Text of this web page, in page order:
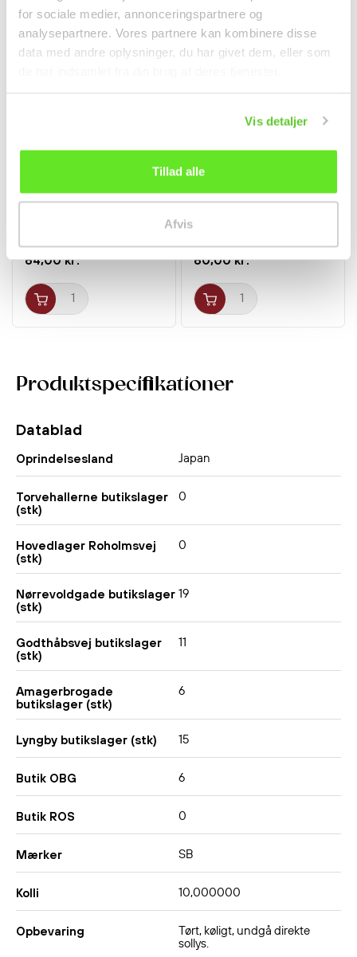
for sociale medier, annonceringspartnere og
analysepartnere. Vores partnere kan kombinere disse
data med andre oplysninger, du har givet dem, eller som
Vis detaljer
Tillad alle
Afvis
Produktspecifikationer
Datablad
Oprindelsesland Japan
Torvehallerne butikslager
(stk)
0
Hovedlager Roholmsvej
(stk)
0
Nørrevoldgade butikslager
(stk)
19
Godthåbsvej butikslager
(stk)
11
Amagerbrogade
butikslager (stk)
6
Lyngby butikslager (stk) 15
Butik OBG 6
Butik ROS 0
Mærker SB
Kolli 10,000000
Opbevaring
Tørt, køligt, undgå direkte
sollys.
Hakket Ingefær 326g
64,00 kr.
Tangsnacks i strimler
60,00 kr.